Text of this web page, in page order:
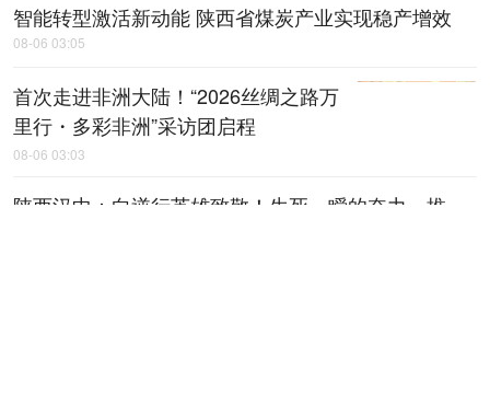
智能转型激活新动能 陕西省煤炭产业实现稳产增效
08-06 03:05
首次走进非洲大陆！“2026丝绸之路万
里行・多彩非洲”采访团启程
08-06 03:03
陕西汉中：向逆行英雄致敬！生死一瞬的奋力一推